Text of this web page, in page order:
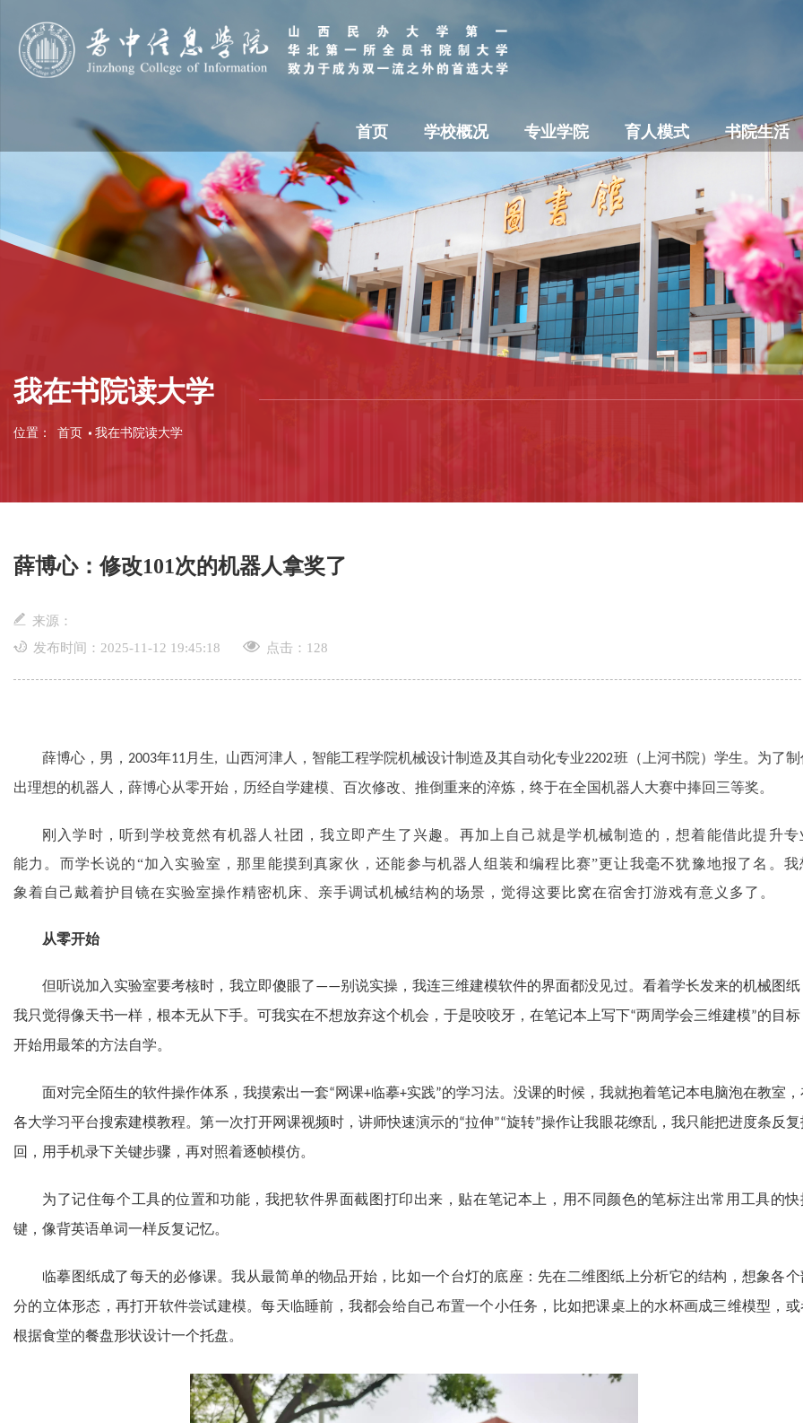
首页 学校概况 专业学院 育人模式 书院生活
我在书院读大学
位置： 首页 我在书院读大学
薛博心：修改101次的机器人拿奖了
来源：
发布时间：2025-11-12 19:45:18
点击： 128
薛博心，男， 2003年11月生, 山西河津人，智能工程学院机械设计制造及其自动化专业2202班（上河书院）学生。为了制
出理想的机器人，薛博心从零开始，历经自学建模、百次修改、推倒重来的淬炼，终于在全国机器人大赛中捧回三等奖。
刚入学时，听到学校竟然有机器人社团，我立即产生了兴趣。再加上自己就是学机械制造的，想着能借此提升专
能力。而学长说的“加入实验室，那里能摸到真家伙，还能参与机器人组装和编程比赛”更让我毫不犹豫地报了名。我
象着自己戴着护目镜在实验室操作精密机床、亲手调试机械结构的场景，觉得这要比窝在宿舍打游戏有意义多了。
从零开始
但听说加入实验室要考核时，我立即傻眼了——别说实操，我连三维建模软件的界面都没见过。看着学长发来的机械图纸
我只觉得像天书一样，根本无从下手。可我实在不想放弃这个机会，于是咬咬牙，在笔记本上写下“两周学会三维建模”的目
开始用最笨的方法自学。
面对完全陌生的软件操作体系，我摸索出一套“网课+临摹+实践”的学习法。没课的时候，我就抱着笔记本电脑泡在教室，
各大学习平台搜索建模教程。第一次打开网课视频时，讲师快速演示的“拉伸”“旋转”操作让我眼花缭乱，我只能把进度条反复
回，用手机录下关键步骤，再对照着逐帧模仿。
为了记住每个工具的位置和功能，我把软件界面截图打印出来，贴在笔记本上，用不同颜色的笔标注出常用工具的快
键，像背英语单词一样反复记忆。
临摹图纸成了每天的必修课。我从最简单的物品开始，比如一个台灯的底座：先在二维图纸上分析它的结构，想象各个
分的立体形态，再打开软件尝试建模。每天临睡前，我都会给自己布置一个小任务，比如把课桌上的水杯画成三维模型，或
根据食堂的餐盘形状设计一个托盘。